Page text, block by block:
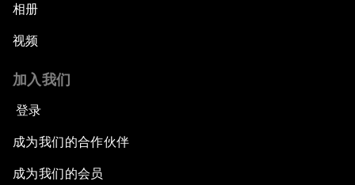
相册
视频
加入我们
登录
成为我们的合作伙伴
成为我们的会员